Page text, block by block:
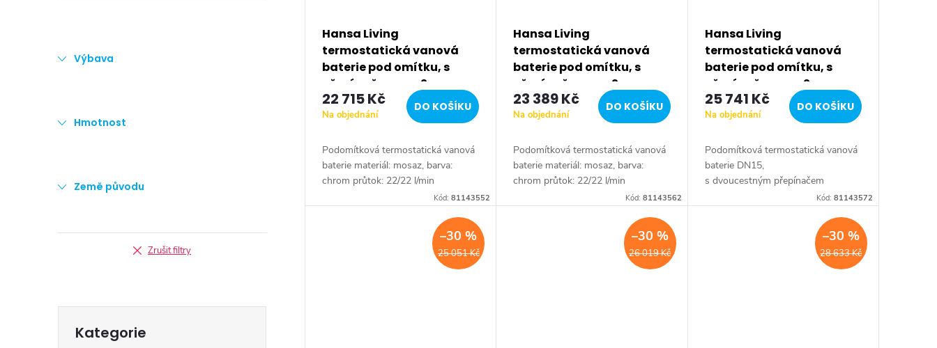
Výbava
Hmotnost
Země původu
Zrušit filtry
kategorie
Kategorie
Hansa Living
termostatická vanová
baterie pod omítku, s
přepínačem pro 2
výstupy, chrom 81143552
22 715 Kč
Na objednání
DO KOŠÍKU
Podomítková termostatická vanová
baterie materiál: mosaz, barva:
chrom průtok: 22/22 l/min
(vana/sprcha) pro 2 výstupy, s
Kód:81143552
Hansa Living
termostatická vanová
baterie pod omítku, s
přepínačem pro 2
výstupy, chrom 81143562
23 389 Kč
Na objednání
DO KOŠÍKU
Podomítková termostatická vanová
baterie materiál: mosaz, barva:
chrom průtok: 22/22 l/min
(vana/sprcha) pro 2 výstupy, s
Kód: 81143562
Hansa Living
termostatická vanová
baterie pod omítku, s
přepínačem pro 2
výstupy, chrom 81143572
25 741 Kč
Na objednání
DO KOŠÍKU
Podomítková termostatická vanová
baterie DN15,
s dvoucestným přepínačem
materiál: mosaz barevné provedení:
integrovanou regulací průtoku...
Kód: 81143572
25 051 Kč
–30 %
26 019 Kč
–30 %
28 633 Kč
–30 %